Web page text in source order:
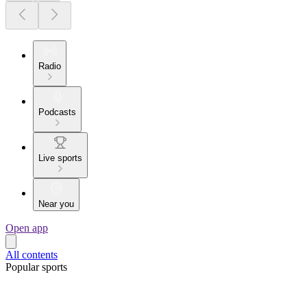
Radio
Podcasts
Live sports
Near you
Open app
All contents
Popular sports